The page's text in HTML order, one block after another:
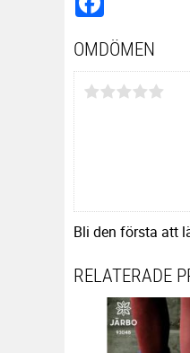
OMDÖMEN
Bli den första att
RELATERADE